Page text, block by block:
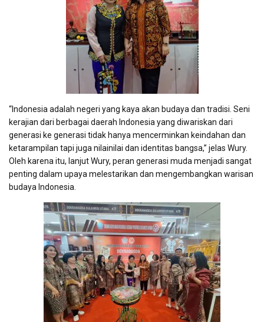
“Indonesia adalah negeri yang kaya akan budaya dan tradisi. Seni
kerajian dari berbagai daerah Indonesia yang diwariskan dari
generasi ke generasi tidak hanya mencerminkan keindahan dan
ketarampilan tapi juga nilainilai dan identitas bangsa,” jelas Wury.
Oleh karena itu, lanjut Wury, peran generasi muda menjadi sangat
penting dalam upaya melestarikan dan mengembangkan warisan
budaya Indonesia.